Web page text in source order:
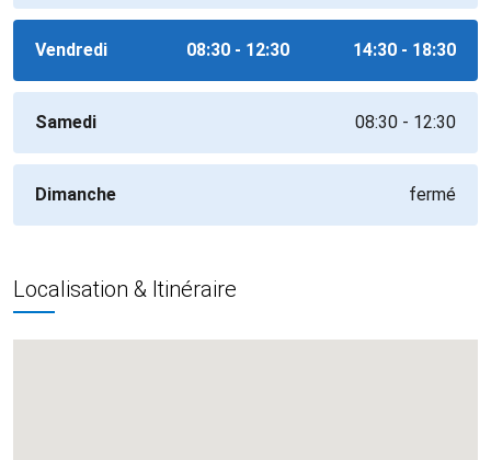
Vendredi 08:30 - 12:30 14:30 - 18:30
Samedi 08:30 - 12:30
Dimanche fermé
Localisation & Itinéraire